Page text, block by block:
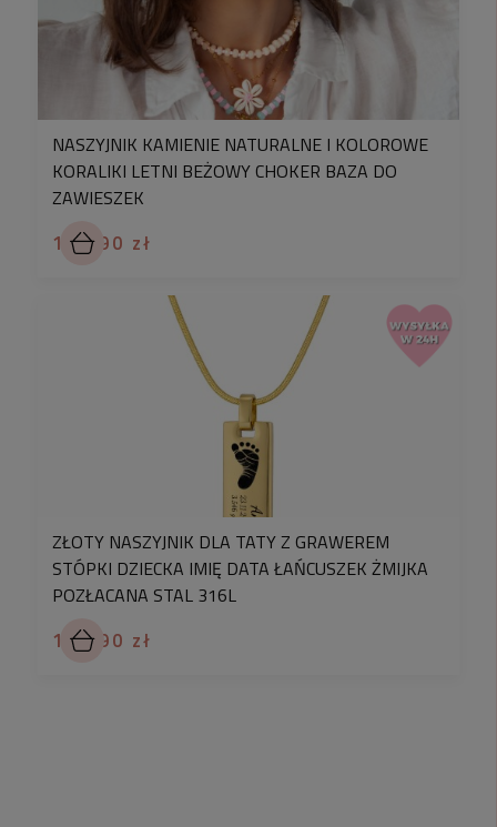
między innymi wpływem światła.
Czy stal chirurgiczna rdzewieje?
-Nie, Jest odporna na korozję– nie rdzewieje.
NASZYJNIK KAMIENIE NATURALNE I KOLOROWE
KORALIKI LETNI BEŻOWY CHOKER BAZA DO
ZAWIESZEK
139,90 zł
ZŁOTY NASZYJNIK DLA TATY Z GRAWEREM
STÓPKI DZIECKA IMIĘ DATA ŁAŃCUSZEK ŻMIJKA
POZŁACANA STAL 316L
129,90 zł